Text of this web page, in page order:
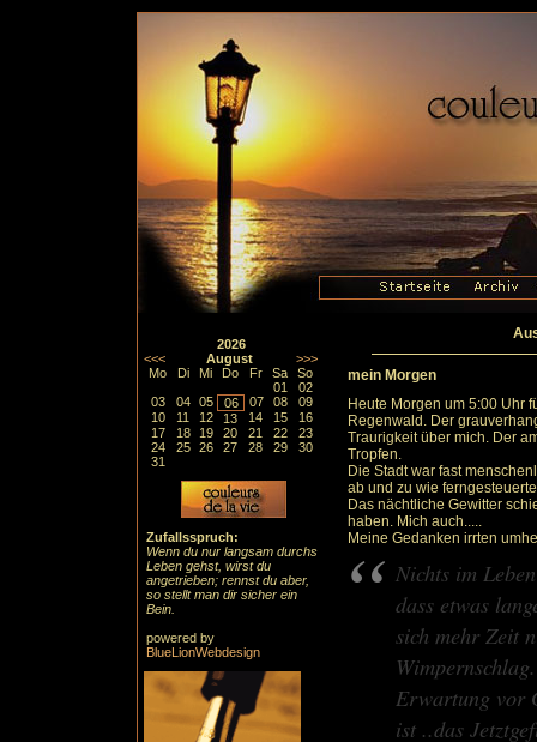
2026
<<<
August
>>>
Mo
Di Mi Do Fr Sa
So
01
02
03
04 05 06 07 08
09
10
11 12 13 14 15
16
17
18 19 20 21 22
23
24
25 26 27 28 29
30
31
Zufallsspruch:
Wenn du nur langsam durchs
Leben gehst, wirst du
angetrieben; rennst du aber,
so stellt man dir sicher ein
Bein.
powered by
BlueLionWebdesign
mein Morgen
Heute Morgen um 5:00 Uhr
Regenwald. Der
Traurigkeit über mich. Der
Tropfen.
Die Stadt war fast
ab und zu wie
Das nächtliche Gewitter
haben. Mich auch.....
Meine Gedanken irrten
Nichts im
dass etwas
sich mehr Zeit
Erwartung vor
ist ..das